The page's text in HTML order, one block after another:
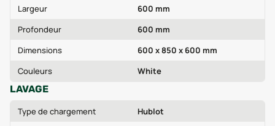
Largeur
600 mm
Profondeur
600 mm
Dimensions
600 x 850 x 600 mm
Couleurs
White
LAVAGE
Type de chargement
Hublot